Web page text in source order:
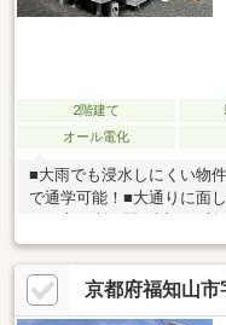
2階建て
オール電化
■大雨でも浸水しにくい物
で通学可能！■大通りに面
浅物件！■しっくい壁（調
ッチン○アーキホームライ
を中心に、地域密着ナン
い・売りたい・リフォーム
京都府福知山